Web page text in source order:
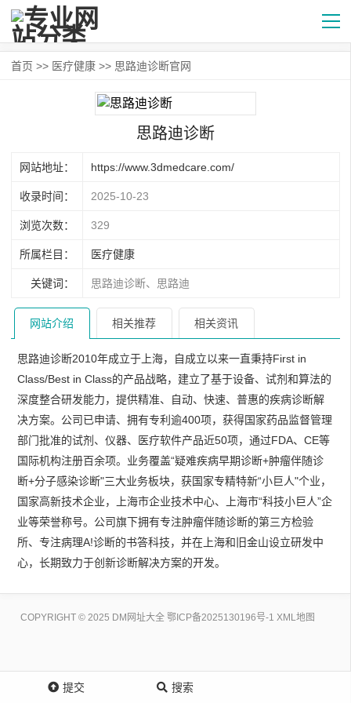
提交 搜索
首页 >> 医疗健康 >> 思路迪诊断官网
思路迪诊断
网站地址： https://www.3dmedcare.com/
收录时间： 2025-10-23
浏览次数： 329
所属栏目： 医疗健康
关键词： 思路迪诊断、思路迪
网站介绍 相关推荐 相关资讯
思路迪诊断2010年成立于上海，自成立以来一直秉持First in
Class/Best in Class的产品战略，建立了基于设备、试剂和算法的
深度整合研发能力，提供精准、自动、快速、普惠的疾病诊断解
决方案。公司已申请、拥有专利逾400项，获得国家药品监督管理
部门批准的试剂、仪器、医疗软件产品近50项，通过FDA、CE等
国际机构注册百余项。业务覆盖“疑难疾病早期诊断+肿瘤伴随诊
断+分子感染诊断"三大业务板块，获国家专精特新“小巨人"个业，
国家高新技术企业，上海市企业技术中心、上海市“科技小巨人”企
业等荣誉称号。公司旗下拥有专注肿瘤伴随诊断的第三方检验
所、专注病理A!诊断的书答科技，并在上海和旧金山设立研发中
心，长期致力于创新诊断解决方案的开发。
COPYRIGHT © 2025 DM网址大全 鄂ICP备2025130196号-1 XML地图